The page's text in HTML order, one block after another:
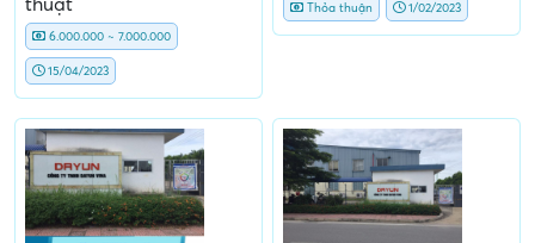
thuật
6.000.000 ~ 7.000.000
15/04/2023
Thỏa thuận 1/02/2023